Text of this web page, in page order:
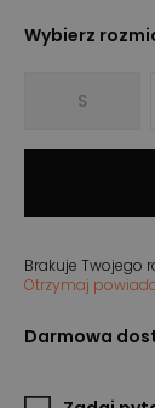
Wybierz
S
Brakuje Twojego
Otrzymaj
Darmowa